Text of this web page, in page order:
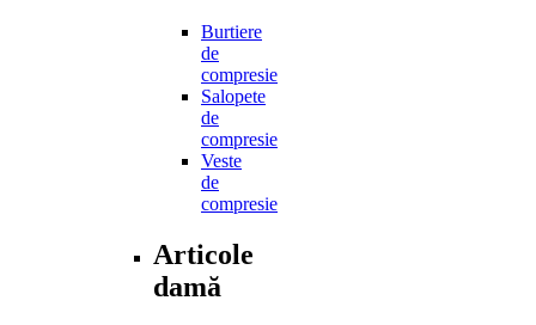
Burtiere
de
compresie
Salopete
de
compresie
Veste
de
compresie
Articole
damă